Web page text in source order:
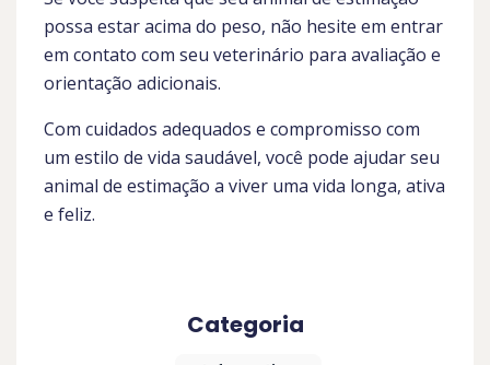
possa estar acima do peso, não hesite em entrar
em contato com seu veterinário para avaliação e
orientação adicionais.
Com cuidados adequados e compromisso com
um estilo de vida saudável, você pode ajudar seu
animal de estimação a viver uma vida longa, ativa
e feliz.
Categoria